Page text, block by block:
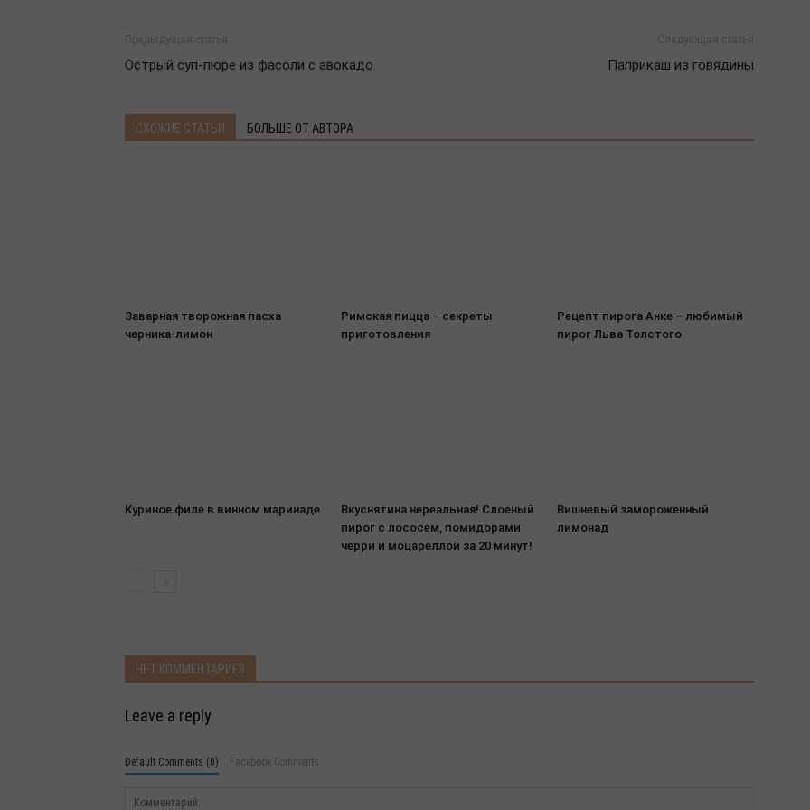
Острый суп-пюре из фасоли с авокадо Паприкаш из говядины
СХОЖИЕ СТАТЬИ БОЛЬШЕ ОТ АВТОРА
Заварная творожная пасха
черника-лимон
Римская пицца – секреты
приготовления
Рецепт пирога Анке – любимый
пирог Льва Толстого
Куриное филе в винном маринаде
Вкуснятина нереальная! Слоеный
пирог с лососем, помидорами
черри и моцареллой за 20 минут!
Вишневый замороженный
лимонад
НЕТ КОММЕНТАРИЕВ
Leave a reply
Default Comments (0) Facebook Comments